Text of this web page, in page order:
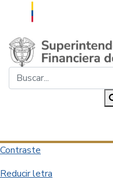
Saltar al contenido principal
Contraste
Reducir letra